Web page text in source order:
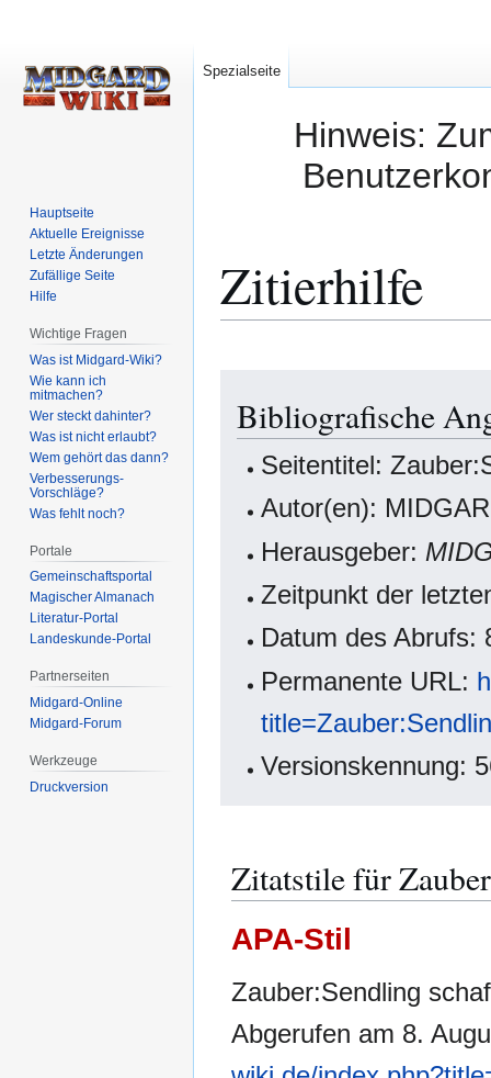
Hinweis:
Zitierhilfe
Navigation
springen
Suche
springen
Bibliografische
Seitentitel:
Autor(en):
Herausgeber:
Zeitpunkt der
Datum des Abrufs:
Permanente URL:
Versionskennung:
Zitatstile für
APA-Stil
Zauber:Sendling
Abgerufen am 8.
Spezialseite
Hauptseite
Aktuelle Ereignisse
Letzte Änderungen
Zufällige Seite
Hilfe
Wichtige Fragen
Was ist Midgard-Wiki?
Wie kann ich
mitmachen?
Wer steckt dahinter?
Was ist nicht erlaubt?
Wem gehört das dann?
Verbesserungs-
Vorschläge?
Was fehlt noch?
Portale
Gemeinschafts­portal
Magischer Almanach
Literatur-Portal
Landeskunde-Portal
Partnerseiten
Midgard-Online
Midgard-Forum
Werkzeuge
Druckversion